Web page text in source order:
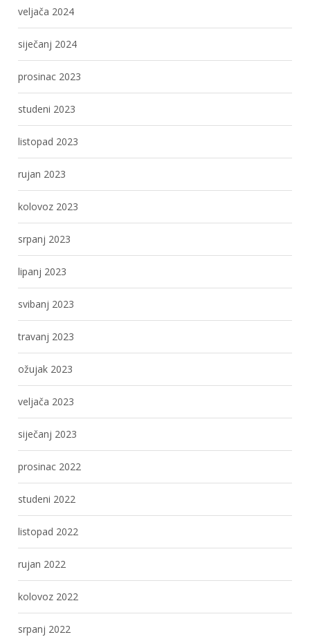
veljača 2024
siječanj 2024
prosinac 2023
studeni 2023
listopad 2023
rujan 2023
kolovoz 2023
srpanj 2023
lipanj 2023
svibanj 2023
travanj 2023
ožujak 2023
veljača 2023
siječanj 2023
prosinac 2022
studeni 2022
listopad 2022
rujan 2022
kolovoz 2022
srpanj 2022